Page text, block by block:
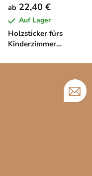
Holzsticker fürs
Kinderzimmer
ab 22,40 €
Auf Lager